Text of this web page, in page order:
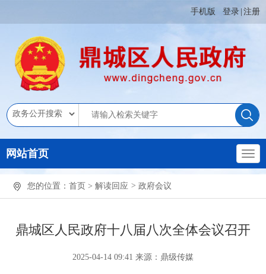
手机版 登录 注册
网站首页
您的位置： 首页 > 解读回应 > 政府会议
鼎城区人民政府十八届八次全体会议召开
2025-04-14 09:41 来源：鼎级传媒